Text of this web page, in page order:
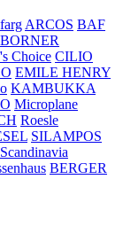
ARCOS BAF
BORNER
Choice CILIO
EMILE HENRY
KAMBUKKA
Microplane
Roesle
SILAMPOS
BERGER